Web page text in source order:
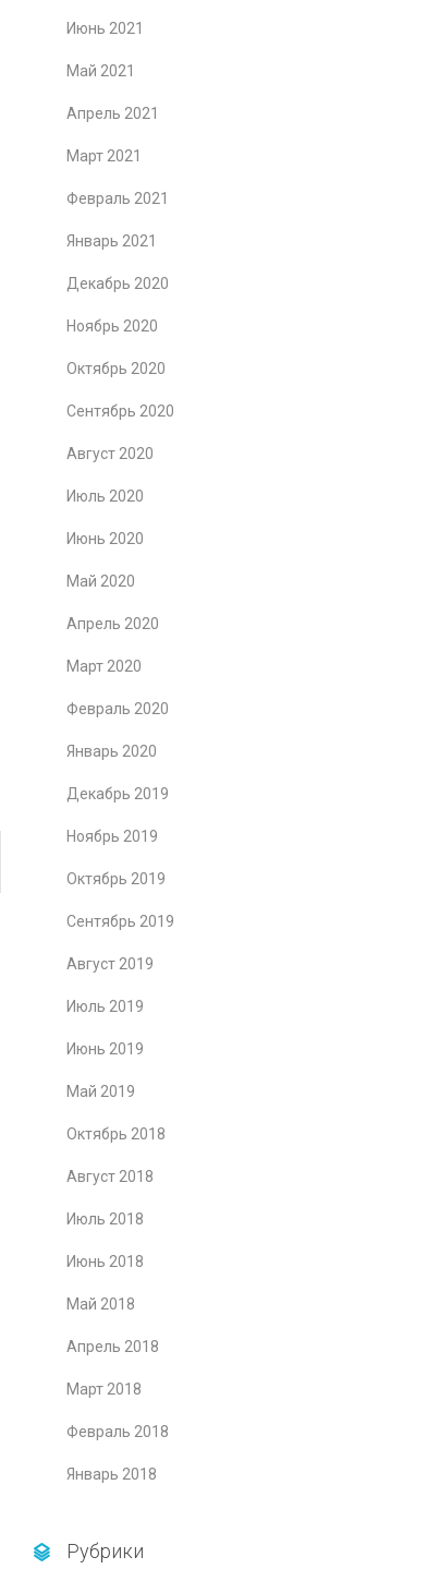
Июнь 2021
Май 2021
Апрель 2021
Март 2021
Февраль 2021
Январь 2021
Декабрь 2020
Ноябрь 2020
Октябрь 2020
Сентябрь 2020
Август 2020
Июль 2020
Июнь 2020
Май 2020
Апрель 2020
Март 2020
Февраль 2020
Январь 2020
Декабрь 2019
Ноябрь 2019
Октябрь 2019
Сентябрь 2019
Август 2019
Июль 2019
Июнь 2019
Май 2019
Октябрь 2018
Август 2018
Июль 2018
Июнь 2018
Май 2018
Апрель 2018
Март 2018
Февраль 2018
Январь 2018
Рубрики